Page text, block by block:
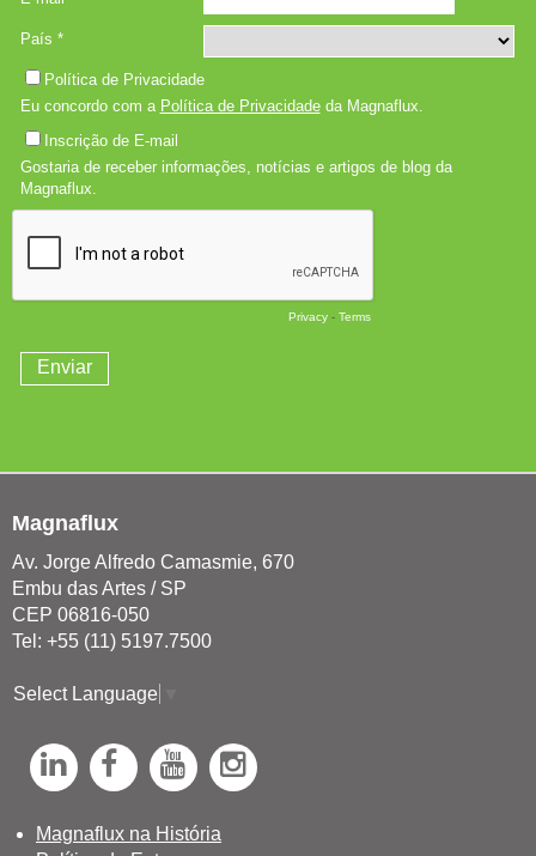
Magnaflux
Av. Jorge Alfredo Camasmie, 670
Embu das Artes / SP
CEP 06816-050
Tel: +55 (11) 5197.7500
Select Language
L
n
F
a
c
Y
u
I
Magnaflux na História